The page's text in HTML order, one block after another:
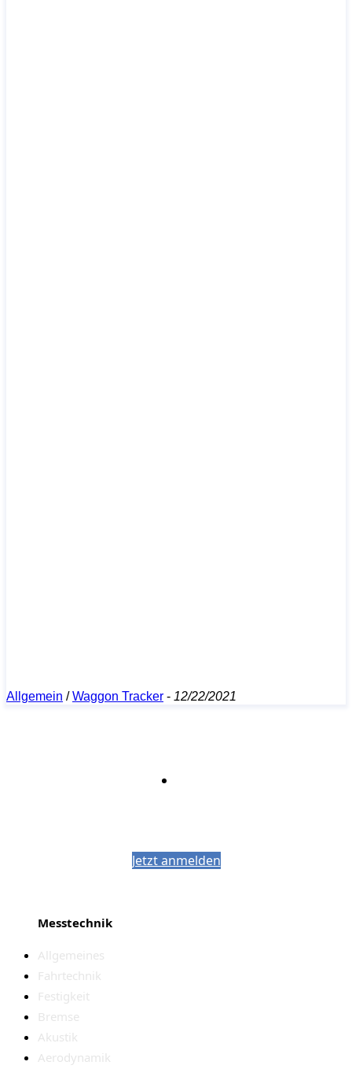
Allgemein /Waggon Tracker - 12/22/2021
Jetzt anmelden
Messtechnik
Allgemeines
Fahrtechnik
Festigkeit
Bremse
Akustik
Aerodynamik